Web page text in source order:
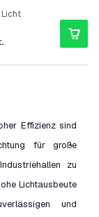
Effizienz sind
für große
zu
Lichtausbeute
und